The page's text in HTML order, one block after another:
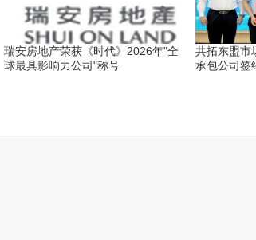
瑞安房地产荣获《时代》2026年"全
球最具影响力公司"称号
共拓东盟市
承包公司签